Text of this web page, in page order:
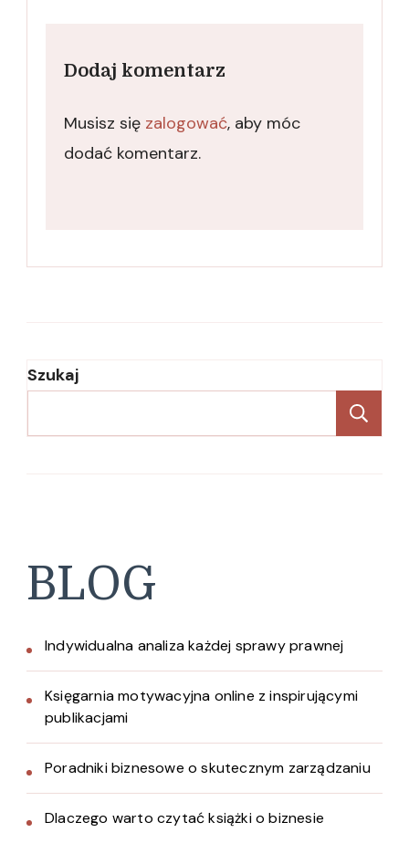
Dodaj komentarz
Musisz się zalogować, aby móc
dodać komentarz.
Szukaj
BLOG
Indywidualna analiza każdej sprawy prawnej
Księgarnia motywacyjna online z inspirującymi
publikacjami
Poradniki biznesowe o skutecznym zarządzaniu
Dlaczego warto czytać książki o biznesie